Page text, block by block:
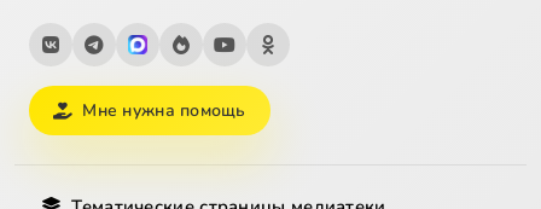
Мне нужна помощь